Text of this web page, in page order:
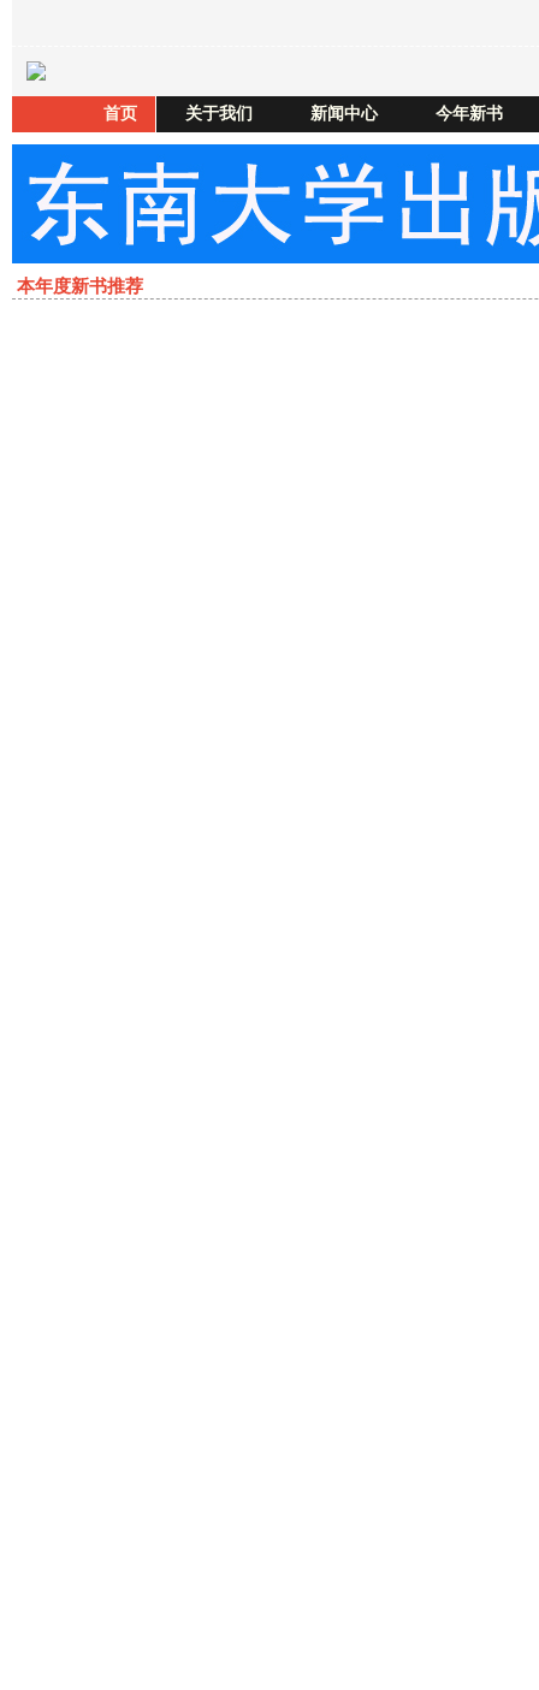
首页 关于我们 新闻中心 今年新书
本年度新书推荐